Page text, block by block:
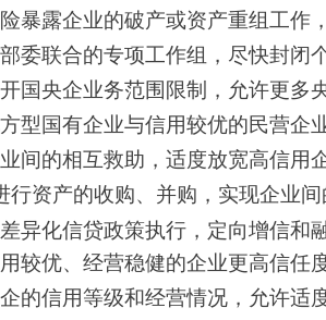
暴露企业的破产或资产重组工作
委联合的专项工作组，尽快封闭
国央企业务范围限制，允许更多
型国有企业与信用较优的民营企
间的相互救助，适度放宽高信用
行资产的收购、并购，实现企业
差异化信贷政策执行，定向增信和
较优、经营稳健的企业更高信任
的信用等级和经营情况，允许适